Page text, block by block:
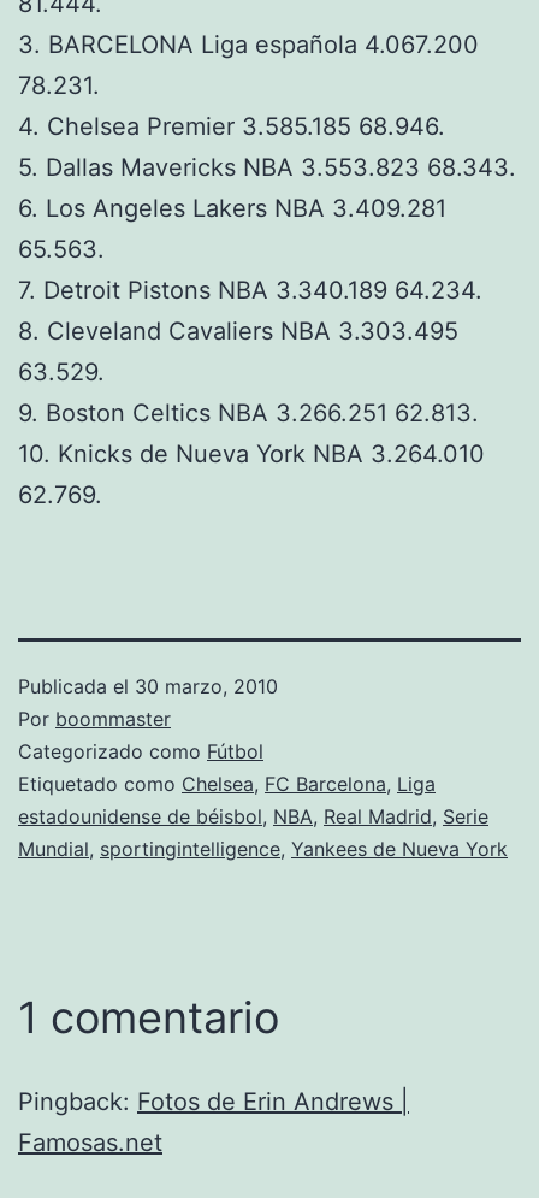
3. BARCELONA Liga española 4.067.200
78.231.
4. Chelsea Premier 3.585.185 68.946.
5. Dallas Mavericks NBA 3.553.823 68.343.
6. Los Angeles Lakers NBA 3.409.281
65.563.
7. Detroit Pistons NBA 3.340.189 64.234.
8. Cleveland Cavaliers NBA 3.303.495
63.529.
9. Boston Celtics NBA 3.266.251 62.813.
10. Knicks de Nueva York NBA 3.264.010
62.769.
Publicada el 30 marzo, 2010
Por boommaster
Categorizado como Fútbol
Etiquetado como Chelsea, FC Barcelona, Liga
estadounidense de béisbol, NBA, Real Madrid, Serie
Mundial, sportingintelligence, Yankees de Nueva York
1 comentario
Pingback: Fotos de Erin Andrews |
Famosas.net